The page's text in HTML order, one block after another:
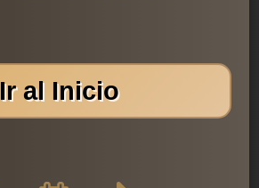
Ir al Inicio